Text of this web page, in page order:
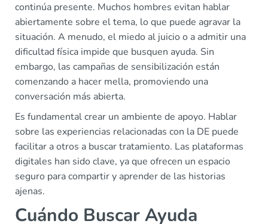
continúa presente. Muchos hombres evitan hablar
abiertamente sobre el tema, lo que puede agravar la
situación. A menudo, el miedo al juicio o a admitir una
dificultad física impide que busquen ayuda. Sin
embargo, las campañas de sensibilización están
comenzando a hacer mella, promoviendo una
conversación más abierta.
Es fundamental crear un ambiente de apoyo. Hablar
sobre las experiencias relacionadas con la DE puede
facilitar a otros a buscar tratamiento. Las plataformas
digitales han sido clave, ya que ofrecen un espacio
seguro para compartir y aprender de las historias
ajenas.
Cuándo Buscar Ayuda